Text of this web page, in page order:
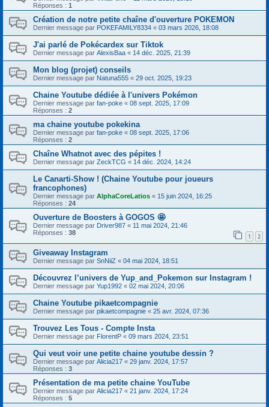
Réponses : 1
Création de notre petite chaîne d'ouverture POKEMON
Dernier message par POKEFAMILY8334 « 03 mars 2026, 18:08
J'ai parlé de Pokécardex sur Tiktok
Dernier message par AlexisBaa « 14 déc. 2025, 21:39
Mon blog (projet) conseils
Dernier message par Natuna555 « 29 oct. 2025, 19:23
Chaine Youtube dédiée à l'univers Pokémon
Dernier message par fan-poke « 08 sept. 2025, 17:09
Réponses : 2
ma chaine youtube pokekina
Dernier message par fan-poke « 08 sept. 2025, 17:06
Réponses : 2
Chaîne Whatnot avec des pépites !
Dernier message par ZeckTCG « 14 déc. 2024, 14:24
Le Canarti-Show ! (Chaine Youtube pour joueurs
francophones)
Dernier message par AlphaCoreLatios « 15 juin 2024, 16:25
Réponses : 24
Ouverture de Boosters à GOGOS 🤩
Dernier message par Driver987 « 11 mai 2024, 21:46
Réponses : 38 1 2
Giveaway Instagram
Dernier message par SnNiiZ « 04 mai 2024, 18:51
Découvrez l’univers de Yup_and_Pokemon sur Instagram !
Dernier message par Yup1992 « 02 mai 2024, 20:06
Chaine Youtube pikaetcompagnie
Dernier message par pikaetcompagnie « 25 avr. 2024, 07:36
Trouvez Les Tous - Compte Insta
Dernier message par FlorentP « 09 mars 2024, 23:51
Qui veut voir une petite chaine youtube dessin ?
Dernier message par Alicia217 « 29 janv. 2024, 17:57
Réponses : 3
Présentation de ma petite chaine YouTube
Dernier message par Alicia217 « 21 janv. 2024, 17:24
Réponses : 5